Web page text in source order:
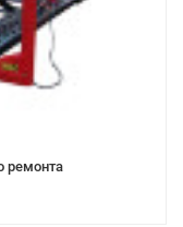
ремонта